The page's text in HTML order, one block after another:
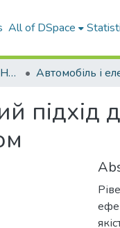
All of DSpace
НАУКОВІ ВИДАННЯ ХНАДУ
підхід